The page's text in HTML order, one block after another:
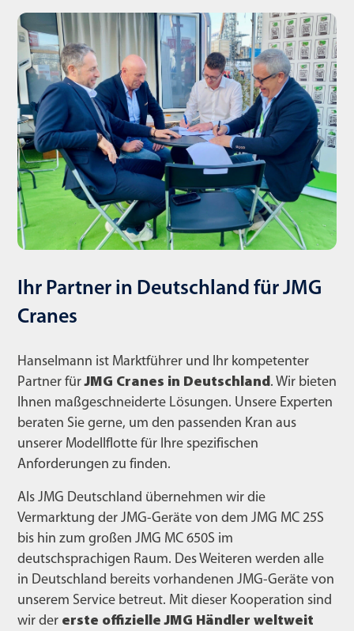
Ihr Partner in Deutschland für JMG
Cranes
Hanselmann ist Marktführer und Ihr kompetenter
Partner fürJMG Cranes in Deutschland . Wir bieten
Ihnen maßgeschneiderte Lösungen. Unsere Experten
beraten Sie gerne, um den passenden Kran aus
unserer Modellflotte für Ihre spezifischen
Anforderungen zu finden.
Als JMG Deutschland übernehmen wir die
Vermarktung der JMG-Geräte von dem JMG MC 25S
bis hin zum großen JMG MC 650S im
deutschsprachigen Raum. Des Weiteren werden alle
in Deutschland bereits vorhandenen JMG-Geräte von
unserem Service betreut. Mit dieser Kooperation sind
wir der erste offizielle JMG Händler weltweit